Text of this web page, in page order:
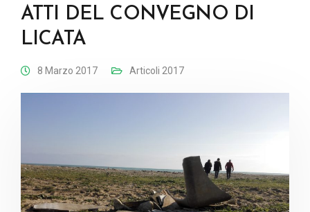
ATTI DEL CONVEGNO DI
LICATA
8 Marzo 2017 Articoli 2017